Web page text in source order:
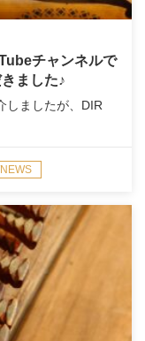
チャンネルで
ました♪
しましたが、DIR